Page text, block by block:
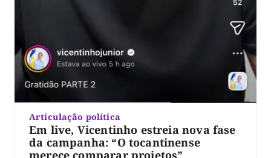
Articulação política
Em live, Vicentinho estreia nova fase
da campanha: “O tocantinense